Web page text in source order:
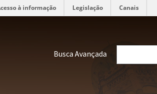
à informação Legislação Canais
Busca Avançada